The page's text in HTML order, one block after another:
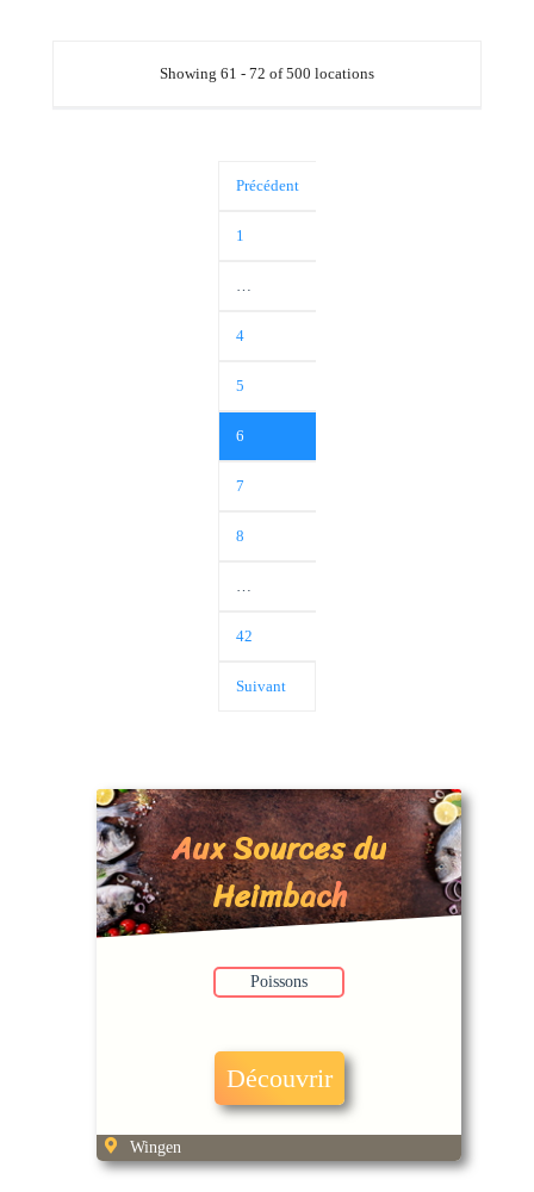
Showing 61 - 72 of 500 locations
Précédent
1
4
5
6
7
8
42
Suivant
Aux Sources du
Heimbach
Poissons
Découvrir
Wingen